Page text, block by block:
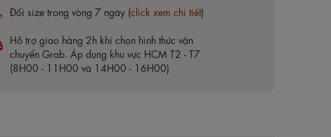
Đổi size trong vòng 7 ngày (click xem chi tiết)
Hỗ trợ giao hàng 2h khi chọn hình thức vận
chuyển Grab. Áp dụng khu vực HCM T2 - T7
(8H00 - 11H00 và 14H00 - 16H00)